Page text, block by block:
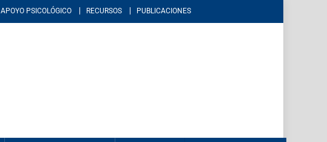
APOYO PSICOLÓGICO RECURSOS PUBLICACIONES